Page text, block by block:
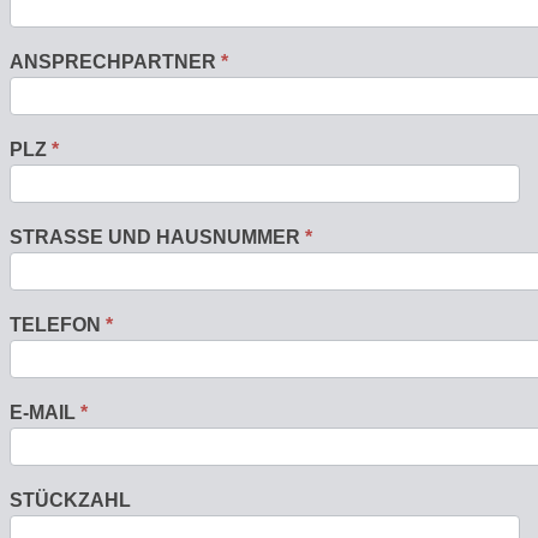
ANSPRECHPARTNER *
PLZ *
STRASSE UND HAUSNUMMER *
TELEFON *
E-MAIL *
STÜCKZAHL